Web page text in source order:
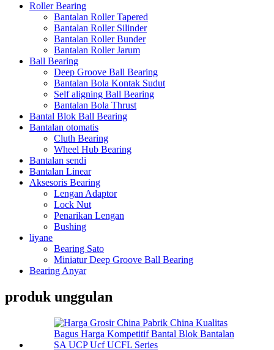
Roller Bearing
Bantalan Roller Tapered
Bantalan Roller Silinder
Bantalan Roller Bunder
Bantalan Roller Jarum
Ball Bearing
Deep Groove Ball Bearing
Bantalan Bola Kontak Sudut
Self aligning Ball Bearing
Bantalan Bola Thrust
Bantal Blok Ball Bearing
Bantalan otomatis
Cluth Bearing
Wheel Hub Bearing
Bantalan sendi
Bantalan Linear
Aksesoris Bearing
Lengan Adaptor
Lock Nut
Penarikan Lengan
Bushing
liyane
Bearing Sato
Miniatur Deep Groove Ball Bearing
Bearing Anyar
produk unggulan